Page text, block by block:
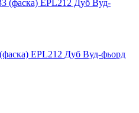
EPL212 Дуб Вуд-фьорд